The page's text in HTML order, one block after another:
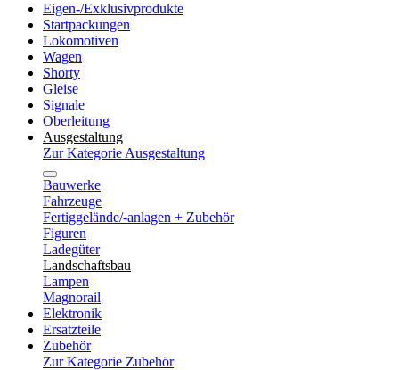
Eigen-/Exklusivprodukte
Startpackungen
Lokomotiven
Wagen
Shorty
Gleise
Signale
Oberleitung
Ausgestaltung
Zur Kategorie Ausgestaltung
Bauwerke
Fahrzeuge
Fertiggelände/-anlagen + Zubehör
Figuren
Ladegüter
Landschaftsbau
Lampen
Magnorail
Elektronik
Ersatzteile
Zubehör
Zur Kategorie Zubehör